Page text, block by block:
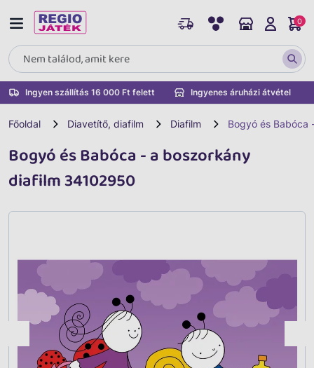
Ingyen szállítás 16 000 Ft felett Ingyenes áruházi átvétel
0
Főoldal Diavetítő, diafilm Diafilm Bogyó és
Bogyó és Babóca - a boszorkány
diafilm 34102950
Vissza